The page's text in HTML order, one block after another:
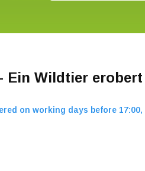
Ein Wildtier
on working days before